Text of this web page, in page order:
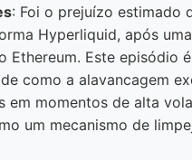
: Foi o prejuízo estimado
Hyperliquid, após
Ethereum. Este episódio
como a alavancagem
em momentos de alta
um mecanismo de